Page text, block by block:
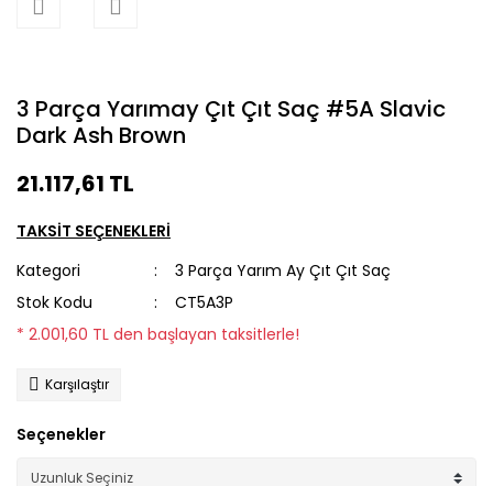
3 Parça Yarımay Çıt Çıt Saç #5A Slavic
Dark Ash Brown
21.117,61 TL
TAKSİT SEÇENEKLERİ
Kategori
3 Parça Yarım Ay Çıt Çıt Saç
Stok Kodu
CT5A3P
* 2.001,60 TL den başlayan taksitlerle!
Karşılaştır
Seçenekler